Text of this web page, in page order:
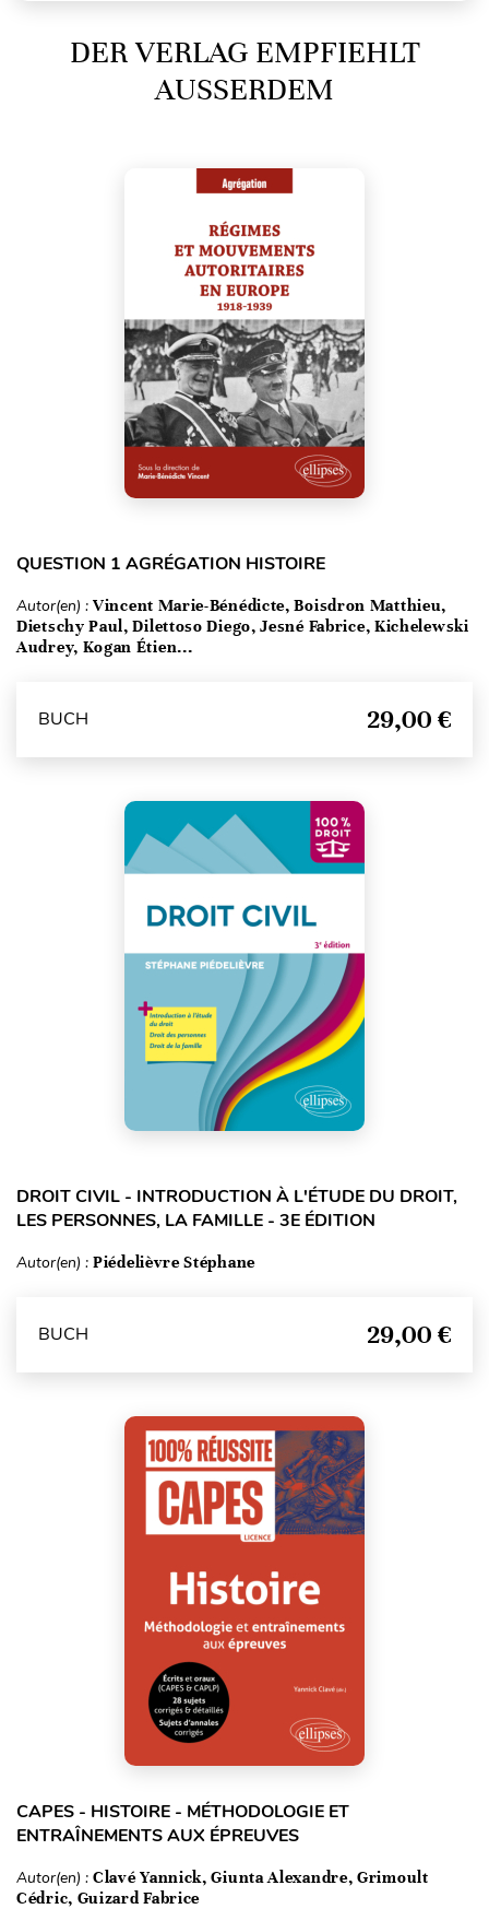
DER VERLAG EMPFIEHLT
AUSSERDEM
QUESTION 1 AGRÉGATION HISTOIRE
Autor(en) : Vincent Marie-Bénédicte, Boisdron Matthieu,
Dietschy Paul, Dilettoso Diego, Jesné Fabrice, Kichelewski
Audrey, Kogan Étien...
BUCH 29,00 €
DROIT CIVIL - INTRODUCTION À L'ÉTUDE DU DROIT,
LES PERSONNES, LA FAMILLE - 3E ÉDITION
Autor(en) : Piédelièvre Stéphane
BUCH 29,00 €
CAPES - HISTOIRE - MÉTHODOLOGIE ET
ENTRAÎNEMENTS AUX ÉPREUVES
Autor(en) : Clavé Yannick, Giunta Alexandre, Grimoult
Cédric, Guizard Fabrice